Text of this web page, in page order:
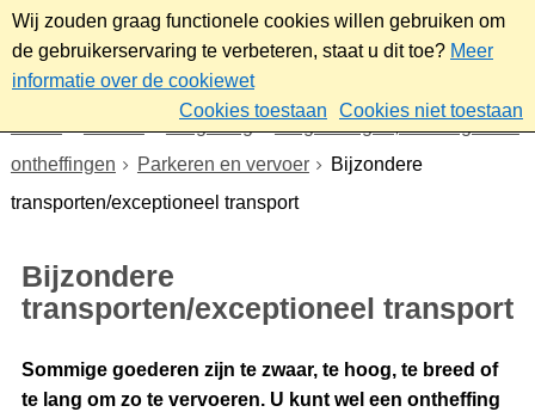
Wij zouden graag functionele cookies willen gebruiken om
de gebruikerservaring te verbeteren, staat u dit toe? Meer
informatie over de cookiewet
Cookies toestaan
Cookies niet toestaan
Omgeving
Vergunningen, meldingen en
ontheffingen
Parkeren en vervoer
Bijzondere
transporten/exceptioneel transport
Bijzondere
transporten/exceptioneel transport
Sommige goederen zijn te zwaar, te hoog, te breed of
te lang om zo te vervoeren. U kunt wel een ontheffing